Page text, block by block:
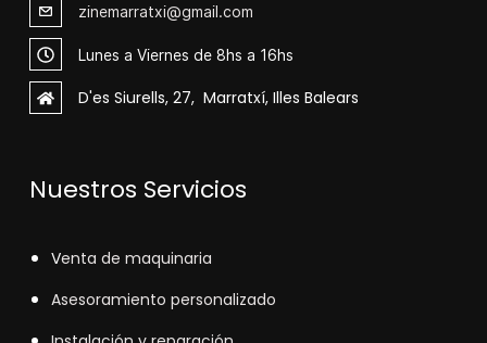
zinemarratxi@gmail.com
Lunes a Viernes de 8hs a 16hs
D'es Siurells, 27, Marratxí, Illes Balears
Nuestros Servicios
Venta de maquinaria
Asesoramiento personalizado